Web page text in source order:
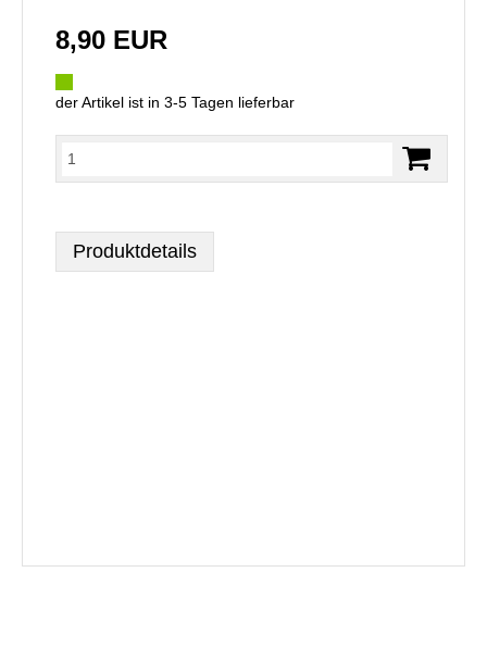
8,90 EUR
der Artikel ist in 3-5 Tagen lieferbar
Produktdetails